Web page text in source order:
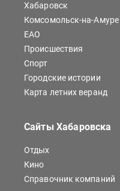
Хабаровск
Комсомольск-на-Амуре
ЕАО
Происшествия
Спорт
Городские истории
Карта летних веранд
Сайты Хабаровска
Отдых
Кино
Справочник компаний